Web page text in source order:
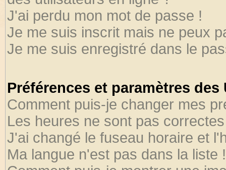
J'ai perdu mon mot de passe !
Je me suis inscrit mais ne peux
Je me suis enregistré dans le
Préférences et paramètres
Comment puis-je changer mes
Les heures ne sont pas
J'ai changé le fuseau horaire et
Ma langue n'est pas dans la liste !